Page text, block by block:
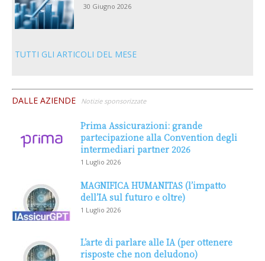
30 Giugno 2026
TUTTI GLI ARTICOLI DEL MESE
DALLE AZIENDE Notizie sponsorizzate
Prima Assicurazioni: grande
partecipazione alla Convention degli
intermediari partner 2026
1 Luglio 2026
MAGNIFICA HUMANITAS (l’impatto
dell’IA sul futuro e oltre)
1 Luglio 2026
L’arte di parlare alle IA (per ottenere
risposte che non deludono)